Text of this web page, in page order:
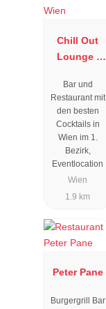
Chill Out
Lounge I
Wien
Bar und
Restaurant mit
den besten
Cocktails in
Wien im 1.
Bezirk,
Eventlocation
Wien
1.9 km
Peter Pane
Burgergrill Bar